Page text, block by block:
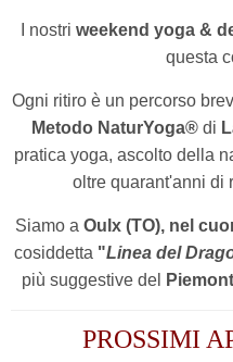
I nostri weekend yoga &
questa
Ogni ritiro è un percorso
Metodo NaturYoga®di
pratica yoga, ascolto della
oltre quarant'anni di
Siamo a Oulx (TO), nel
cosiddetta "Linea del
più suggestive del
PROSSIMI